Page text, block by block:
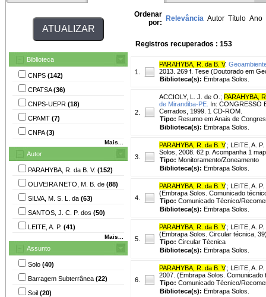
Biblioteca
CNPS (142)
CPATSA(36)
CNPS-UEPR (18)
CPAMT (7)
CNPA(3)
Mais...
Autor
PARAHYBA, R. da B. V. (152)
OLIVEIRA NETO, M. B. de (88)
SILVA, M. S. L. da (63)
SANTOS, J. C. P. dos (50)
LEITE, A. P. (41)
Mais...
Assunto
Solo (40)
Barragem Subterrânea (22)
Soil (20)
Ordenar
por: Relevância Autor Título Ano
Registros recuperados : 153
1.
PARAHYBA, R. da B. V.
2013. 269 f. Tese (Doutorado em
Biblioteca(s): Embrapa Solos.
2.
ACCIOLY, L. J. de O. ; PARAHYBA,
de Mirandiba-PE. In: CONGRESSO
Cerrados, 1999. 1 CD-ROM.
Tipo: Resumo em Anais de
Biblioteca(s): Embrapa Solos.
3.
PARAHYBA, R. da B. V.; LEITE, A. P.
Solos, 2008. 62 p. Acompanha 1
Tipo: Monitoramento/Zoneamento
Biblioteca(s): Embrapa Solos.
4.
PARAHYBA, R. da B. V.; LEITE, A. P.
(Embrapa Solos. Comunicado
Tipo: Comunicado Técnico/
Biblioteca(s): Embrapa Solos.
5.
PARAHYBA, R. da B. V.; LEITE, A. P.
(Embrapa Solos. Circular técnica,
Tipo: Circular Técnica
Biblioteca(s): Embrapa Solos.
6.
PARAHYBA, R. da B. V.; LEITE, A. P.
2007. (Embrapa Solos. Comunicado
Tipo: Comunicado Técnico/
Biblioteca(s): Embrapa Solos.